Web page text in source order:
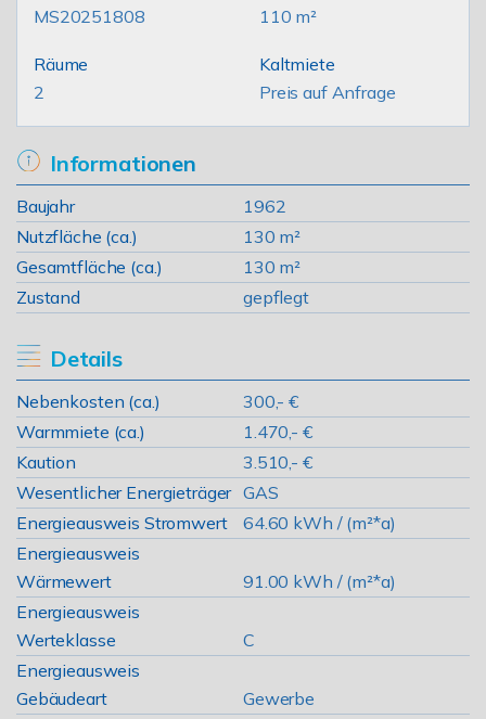
MS20251808
110 m²
Räume
2
Kaltmiete
Preis auf Anfrage
Informationen
Baujahr
1962
Nutzfläche (ca.)
130 m²
Gesamtfläche (ca.)
130 m²
Zustand
gepflegt
Details
Nebenkosten (ca.)
300,- €
Warmmiete (ca.)
1.470,- €
Kaution
3.510,- €
Wesentlicher Energieträger GAS
Energieausweis Stromwert
64.60 kWh / (m²*a)
Energieausweis
Wärmewert
91.00 kWh / (m²*a)
Energieausweis
Werteklasse
C
Energieausweis
Gebäudeart
Gewerbe